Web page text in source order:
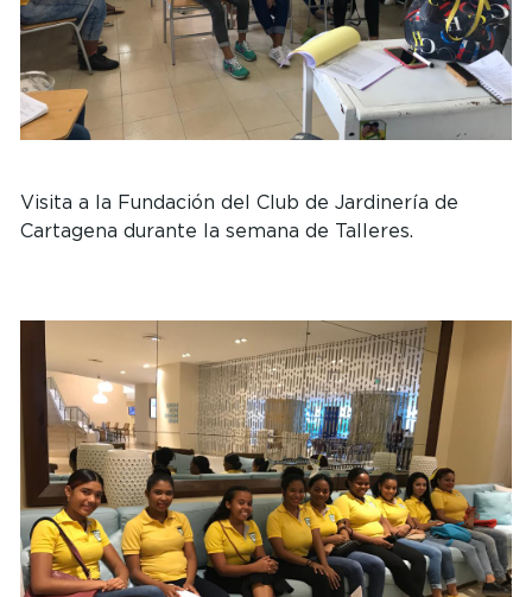
Visita a la Fundación del Club de Jardinería de
Cartagena durante la semana de Talleres.